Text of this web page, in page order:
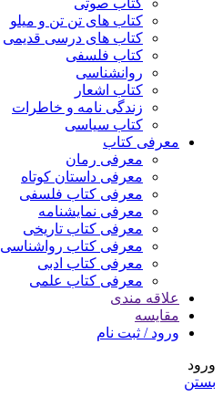
کتاب صوتی
کتاب های تن تن و میلو
کتاب های درسی قدیمی
کتاب فلسفی
روانشناسی
کتاب اشعار
زندگی نامه و خاطرات
کتاب سیاسی
معرفی کتاب
معرفی رمان
معرفی داستان کوتاه
معرفی کتاب فلسفی
معرفی نمایشنامه
معرفی کتاب تاریخی
معرفی کتاب رواشناسی
معرفی کتاب ادبی
معرفی کتاب علمی
علاقه مندی
مقایسه
ورود / ثبت نام
ورود
بستن